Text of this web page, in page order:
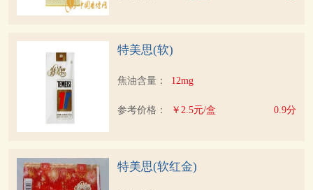
特美思(软)
焦油含量： 12mg
参考价格： ￥2.5元/盒 0.9分
特美思(软红金)